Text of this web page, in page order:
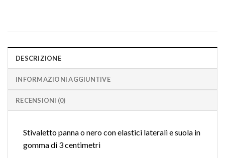
DESCRIZIONE
INFORMAZIONI AGGIUNTIVE
RECENSIONI (0)
Stivaletto panna o nero con elastici laterali e suola in
gomma di 3 centimetri